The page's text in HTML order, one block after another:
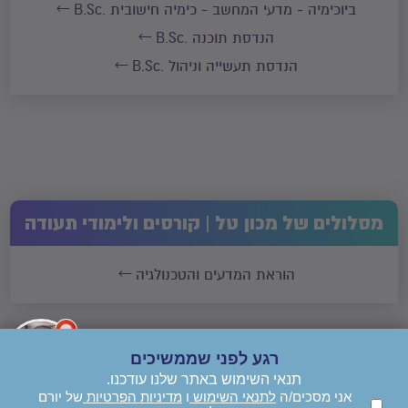
ביוכימיה - מדעי המחשב - כימיה חישובית .B.Sc
הנדסת תוכנה .B.Sc
הנדסת תעשייה וניהול .B.Sc
מסלולים של מכון טל | קורסים ולימודי תעודה
הוראת המדעים והטכנולגיה
רגע לפני שממשיכים
תנאי השימוש באתר שלנו עודכנו.
אני מסכים/ה לתנאי השימוש ו מדיניות הפרטיות של יורם